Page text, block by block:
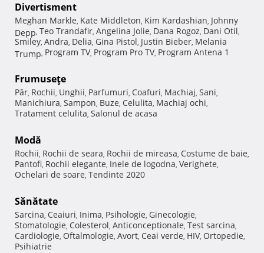
Divertisment
Meghan Markle, Kate Middleton, Kim Kardashian, Johnny
Depp, Teo Trandafir, Angelina Jolie, Dana Rogoz, Dani Otil,
Smiley, Andra, Delia, Gina Pistol, Justin Bieber, Melania
Trump, Program TV, Program Pro TV, Program Antena 1
Frumuseţe
Păr, Rochii, Unghii, Parfumuri, Coafuri, Machiaj, Sani,
Manichiura, Sampon, Buze, Celulita, Machiaj ochi,
Tratament celulita, Salonul de acasa
Modă
Rochii, Rochii de seara, Rochii de mireasa, Costume de baie,
Pantofi, Rochii elegante, Inele de logodna, Verighete,
Ochelari de soare, Tendinte 2020
Sănătate
Sarcina, Ceaiuri, Inima, Psihologie, Ginecologie,
Stomatologie, Colesterol, Anticonceptionale, Test sarcina,
Cardiologie, Oftalmologie, Avort, Ceai verde, HIV, Ortopedie,
Psihiatrie